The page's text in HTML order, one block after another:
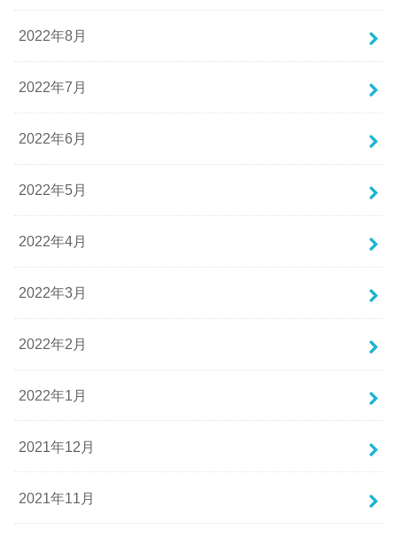
2022年8月
2022年7月
2022年6月
2022年5月
2022年4月
2022年3月
2022年2月
2022年1月
2021年12月
2021年11月